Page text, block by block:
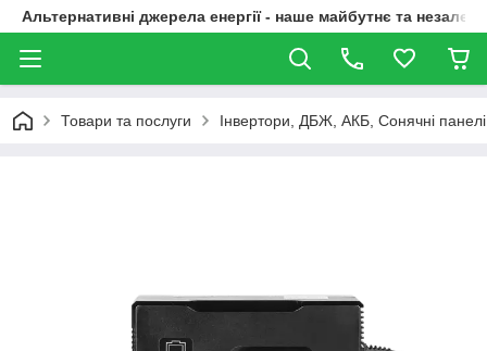
Альтернативні джерела енергії - наше майбутнє та
Товари та послуги Інвертори, ДБЖ, АКБ, Сонячні